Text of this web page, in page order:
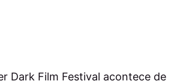
Dark Film Festival acontece de